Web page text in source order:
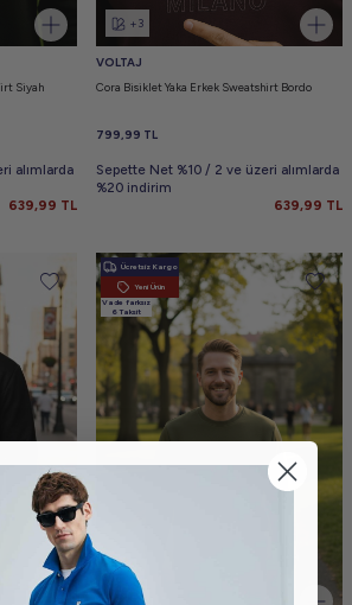
Siyah
alımlarda
639,99 TL
+3
VOLTAJ
Cora Bisiklet Yaka Erkek Sweatshirt Bordo
799,99 TL
Sepette Net %10 / 2 ve üzeri alımlarda
%20 indirim
639,99 TL
Ücretsiz Kargo
Yeni Ürün
Vade farksız
6 Taksit
+3